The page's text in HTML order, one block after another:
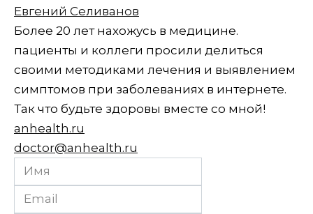
Евгений Селиванов
Более 20 лет нахожусь в медицине.
пациенты и коллеги просили делиться
своими методиками лечения и выявлением
симптомов при заболеваниях в интернете.
Так что будьте здоровы вместе со мной!
anhealth.ru
doctor@anhealth.ru